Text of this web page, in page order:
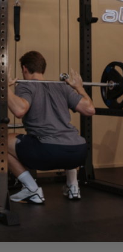
Combat
crossfit miljøjet.
69 kg og hammeren som
1,5 meter med hammeren.
god form.